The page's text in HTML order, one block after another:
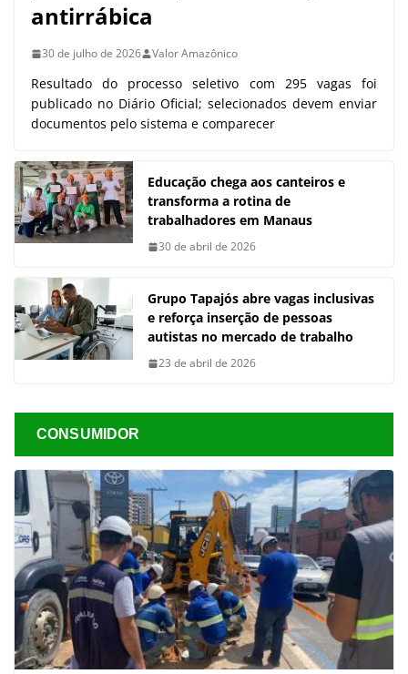
antirrábica
30 de julho de 2026 Valor Amazônico
Resultado do processo seletivo com 295 vagas foi
publicado no Diário Oficial; selecionados devem enviar
documentos pelo sistema e comparecer
Educação chega aos canteiros e
transforma a rotina de
trabalhadores em Manaus
30 de abril de 2026
Grupo Tapajós abre vagas inclusivas
e reforça inserção de pessoas
autistas no mercado de trabalho
23 de abril de 2026
CONSUMIDOR